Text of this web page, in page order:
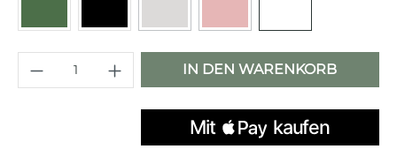
Produkt Anzahl: Gib den
IN DEN WARENKORB